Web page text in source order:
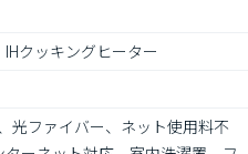
クッキングヒーター
光ファイバー、ネット使用料不